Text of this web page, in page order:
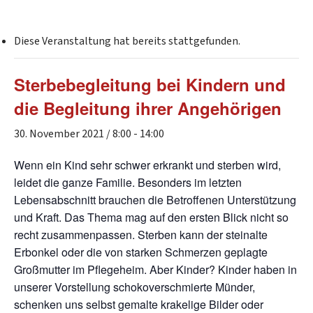
Diese Veranstaltung hat bereits stattgefunden.
Sterbebegleitung bei Kindern und
die Begleitung ihrer Angehörigen
30. November 2021 / 8:00 - 14:00
Wenn ein Kind sehr schwer erkrankt und sterben wird,
leidet die ganze Familie. Besonders im letzten
Lebensabschnitt brauchen die Betroffenen Unterstützung
und Kraft. Das Thema mag auf den ersten Blick nicht so
recht zusammenpassen. Sterben kann der steinalte
Erbonkel oder die von starken Schmerzen geplagte
Großmutter im Pflegeheim. Aber Kinder? Kinder haben in
unserer Vorstellung schokoverschmierte Münder,
schenken uns selbst gemalte krakelige Bilder oder